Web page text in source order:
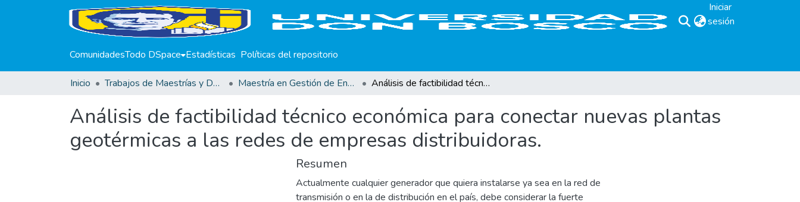
Iniciar
sesión
ComunidadesTodo DSpace Estadísticas Políticas del repositorio
Inicio Trabajos de Maestrías y Doctorados Maestría en Gestión de Energías Renovables Análisis de factibilidad técnico económica para conectar nuevas plantas geotérmicas a las redes de empresas distribuidoras.
Análisis de factibilidad técnico económica para conectar nuevas plantas
geotérmicas a las redes de empresas distribuidoras.
Resumen
Actualmente cualquier generador que quiera instalarse ya sea en la red de
transmisión o en la de distribución en el país, debe considerar la fuerte